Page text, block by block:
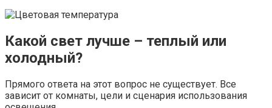
Какой свет лучше – теплый или
холодный?
Прямого ответа на этот вопрос не существует. Все
зависит от комнаты, цели и сценария использования